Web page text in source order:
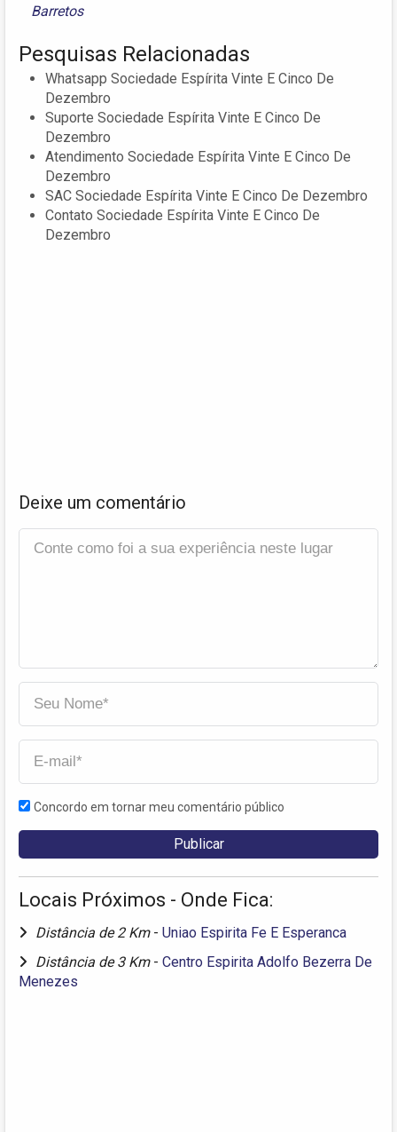
Barretos
Pesquisas Relacionadas
Whatsapp Sociedade Espírita Vinte E Cinco De
Dezembro
Suporte Sociedade Espírita Vinte E Cinco De
Dezembro
Atendimento Sociedade Espírita Vinte E Cinco De
Dezembro
SAC Sociedade Espírita Vinte E Cinco De Dezembro
Contato Sociedade Espírita Vinte E Cinco De
Dezembro
Deixe um comentário
Concordo em tornar meu comentário público
Locais Próximos - Onde Fica:
Distância de 2 Km - Uniao Espirita Fe E Esperanca
Distância de 3 Km - Centro Espirita Adolfo Bezerra De
Menezes